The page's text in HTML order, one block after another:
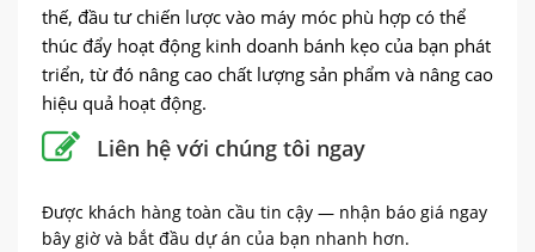
thế, đầu tư chiến lược vào máy móc phù hợp có thể
thúc đẩy hoạt động kinh doanh bánh kẹo của bạn phát
triển, từ đó nâng cao chất lượng sản phẩm và nâng cao
hiệu quả hoạt động.
Liên hệ với chúng tôi ngay
Được khách hàng toàn cầu tin cậy — nhận báo giá ngay
bây giờ và bắt đầu dự án của bạn nhanh hơn.